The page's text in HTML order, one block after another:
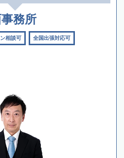
務所
相談可 全国出張対応可